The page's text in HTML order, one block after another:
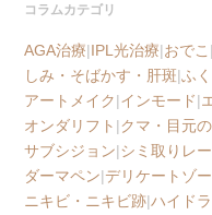
コラムカテゴリ
AGA治療|IPL光治療|おでこ |
しみ・そばかす・肝斑|ふ
アートメイク|インモード|
オンダリフト |クマ・目元
サブシジョン|シミ取りレ
ダーマペン|デリケートゾ
ニキビ・ニキビ跡|ハイド